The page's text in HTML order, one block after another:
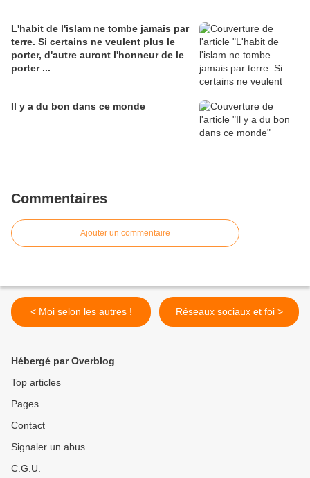
L'habit de l'islam ne tombe jamais par
terre. Si certains ne veulent plus le
porter, d'autre auront l'honneur de le
porter ...
Il y a du bon dans ce monde
Commentaires
Ajouter un commentaire
< Moi selon les autres ! Réseaux sociaux et foi >
Hébergé par Overblog
Top articles
Pages
Contact
Signaler un abus
C.G.U.